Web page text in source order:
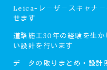
Leica-レ－ザ－スキャナ－
せます
道路施工30年の経験を生
い設計を行います
デ－タの取りまとめ・設計